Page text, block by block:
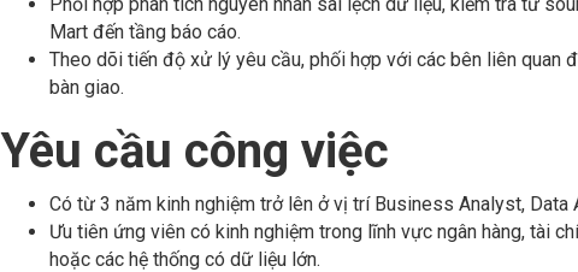
Mart đến tầng báo cáo.
Theo dõi tiến độ xử lý yêu cầu, phối hợp với các bên liên quan
bàn giao.
Yêu cầu công việc
Có từ 3 năm kinh nghiệm trở lên ở vị trí Business Analyst,
Ưu tiên ứng viên có kinh nghiệm trong lĩnh vực ngân hàng, tài
hoặc các hệ thống có dữ liệu lớn.